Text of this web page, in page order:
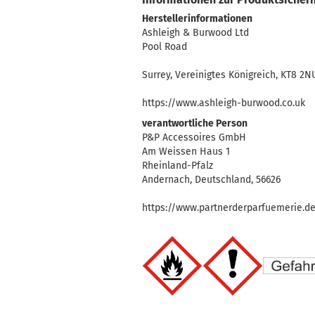
Herstellerinformationen
Ashleigh & Burwood Ltd
Pool Road
Surrey, Vereinigtes Königreich, KT8
https://www.ashleigh-burwood.co.uk
verantwortliche Person
P&P Accessoires GmbH
Am Weissen Haus 1
Rheinland-Pfalz
Andernach, Deutschland, 56626
https://www.partnerderparfuemerie.de